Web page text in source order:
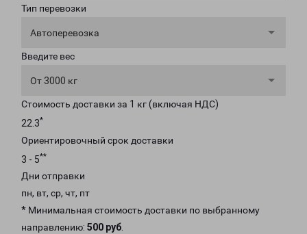
Тип перевозки
Автоперевозка
Введите вес
От 3000 кг
Стоимость доставки за 1 кг (включая НДС)
22.3*
Ориентировочный срок доставки
3 - 5**
Дни отправки
пн, вт, ср, чт, пт
* Минимальная стоимость доставки по выбранному
направлению: 500 руб.